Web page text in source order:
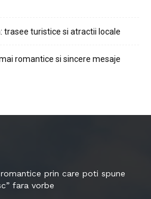
trasee turistice si atractii locale
romantice si sincere mesaje
prin care poti spune
fara vorbe